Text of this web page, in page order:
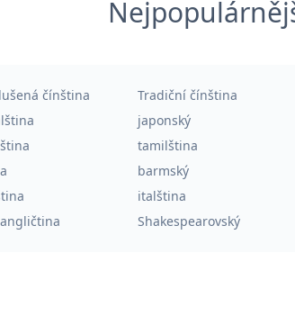
čínština Tradiční čínština
japonský
tamilština
barmský
italština
Shakespearovský